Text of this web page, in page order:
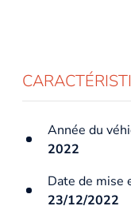
Année du
2022
Date de mise
23/12/2022